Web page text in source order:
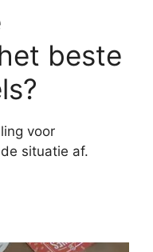
beste
voor
situatie af.